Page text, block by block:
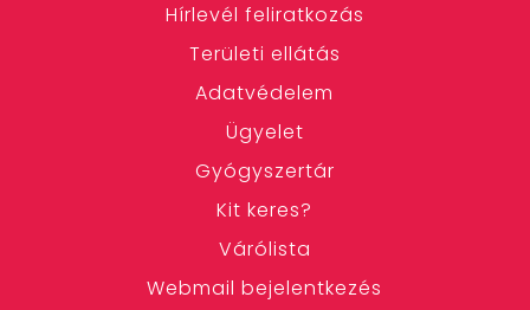
Hírlevél feliratkozás
Területi ellátás
Adatvédelem
Ügyelet
Gyógyszertár
Kit keres?
Várólista
Webmail bejelentkezés